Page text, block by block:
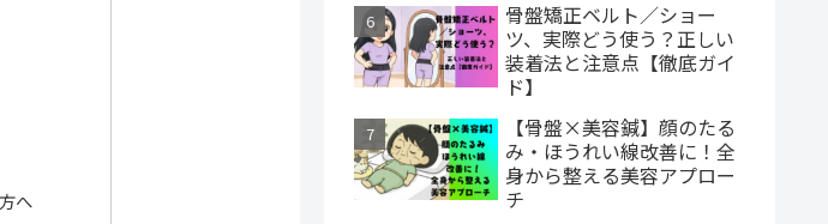
へ
骨盤矯正ベルト／ショー
ツ、実際どう使う？正しい
装着法と注意点【徹底ガイ
ド】
【骨盤×美容鍼】顔のたる
み・ほうれい線改善に！全
身から整える美容アプロー
チ